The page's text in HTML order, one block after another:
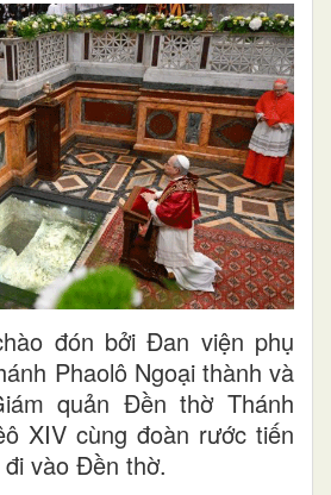
đón bởi Đan viện phụ
Phaolô Ngoại thành và
quản Đền thờ Thánh
XIV cùng đoàn rước tiến
vào Đền thờ.